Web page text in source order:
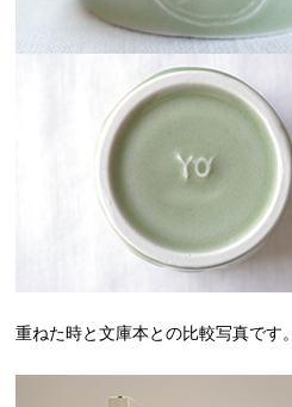
重ねた時と文庫本との比較写真です。